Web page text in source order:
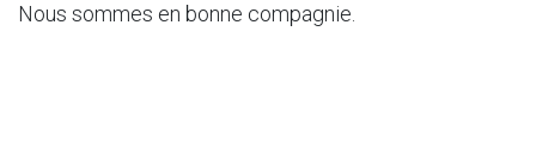
Nous sommes en bonne compagnie.